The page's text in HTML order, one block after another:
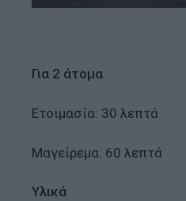
Για 2 άτομα
Ετοιμασία: 30 λεπτά
Μαγείρεμα: 60 λεπτά
Υλικά